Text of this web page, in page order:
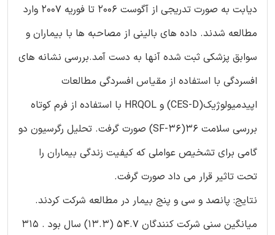
دیابت به صورت تدریجی از آگوست 2006 تا فوریه 2007 وارد
مطالعه شدند. داده های بالینی از مصاحبه ها با بیماران و
سوابق پزشکی ثبت شده آنها به دست آمد.بررسی نشانه های
افسردگی با استفاده از مقیاس افسردگی مطالعات
اپیدمیولوژیک(CES-D) و HRQOL با استفاده از فرم کوتاه
بررسی سلامت 36(SF-36) صورت گرفت. تحلیل رگرسیون دو
گامی برای تشخیص عواملی که کیفیت زندگی بیماران را
تحت تاثیر قرار می داد صورت گرفت.
نتایج: پانصد و سی و پنج بیمار در مطالعه شرکت کردند.
میانگین سنی شرکت کنندگان 54.7 (13.3) سال بود . 315